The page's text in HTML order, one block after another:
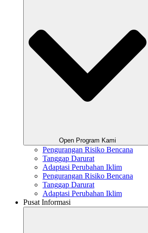
Open Program Kami
Pengurangan Risiko Bencana
Tanggap Darurat
Adaptasi Perubahan Iklim
Pengurangan Risiko Bencana
Tanggap Darurat
Adaptasi Perubahan Iklim
Pusat Informasi